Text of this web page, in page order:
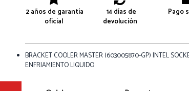
2 años de garantía
oficial
14 días de
devolución
Pago
BRACKET COOLER MASTER (603005870-GP) INTEL
ENFRIAMIENTO LIQUIDO